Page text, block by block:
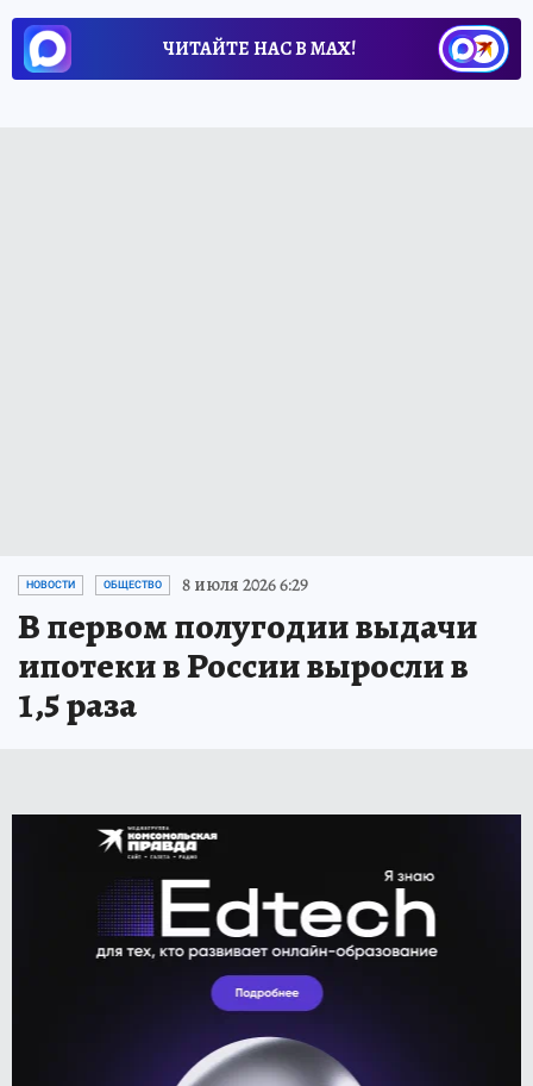
ЧИТАЙТЕ НАС В МАХ!
НОВОСТИ ОБЩЕСТВО 8 июля 2026 6:29
В первом полугодии выдачи
ипотеки в России выросли в
1,5 раза